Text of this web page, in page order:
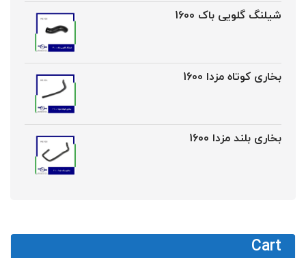
شیلنگ گلویی باک 1600
بخاری کوتاه مزدا 1600
بخاری بلند مزدا 1600
Cart